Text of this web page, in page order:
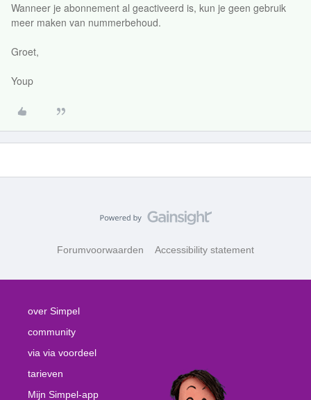
Wanneer je abonnement al geactiveerd is, kun je geen gebruik
meer maken van nummerbehoud.
Groet,
Youp
Forumvoorwaarden Accessibility statement
over Simpel
community
via via voordeel
tarieven
Mijn Simpel-app